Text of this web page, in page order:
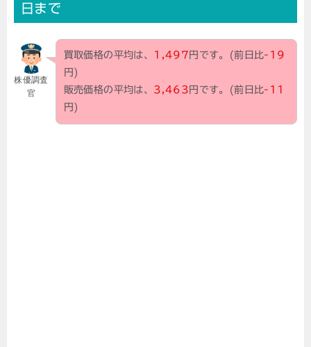
日まで
株優調査
官
買取価格の平均は、 1,497 円です。(前日比-19
円)
販売価格の平均は、 3,463 円です。(前日比-11
円)